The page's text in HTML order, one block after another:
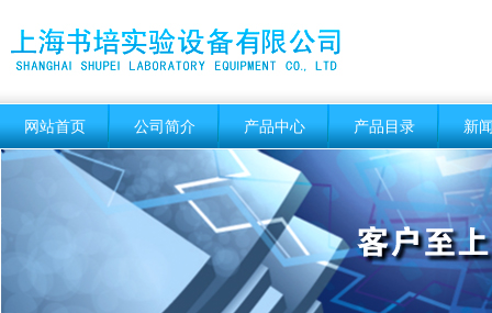
网站首页 公司简介 产品中心 产品目录 新